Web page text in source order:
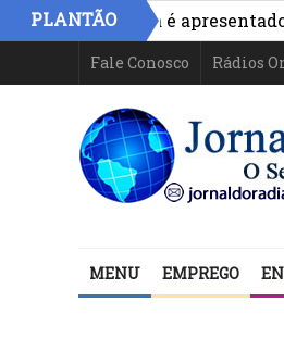
PLANTÃO
na Bahia é apresentado
Fale Conosco Rádios
MENU EMPREGO